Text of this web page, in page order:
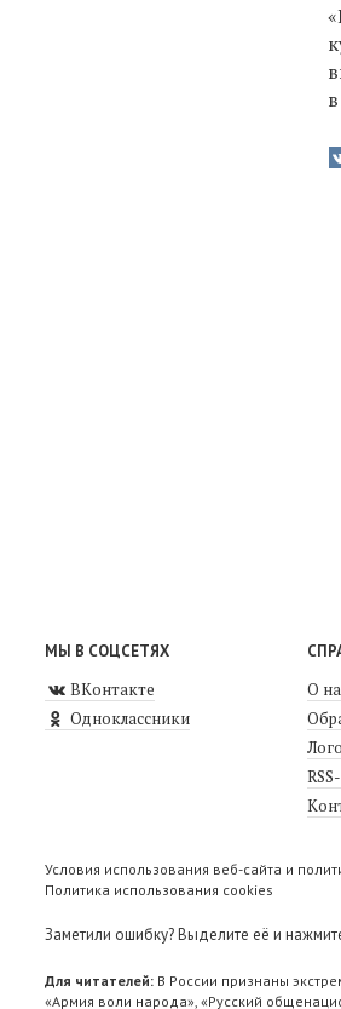
МЫ В СОЦСЕТЯХ
ВКонтакте
Одноклассники
О
Условия использования веб-сайта и
Политика использования cookies
Заметили ошибку? Выделите её и
Для читателей: В России признаны
«Армия воли народа», «Русский